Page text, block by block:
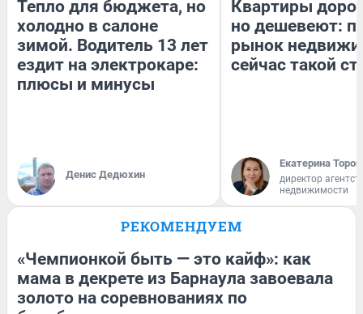
Тепло для бюджета, но
холодно в салоне
зимой. Водитель 13 лет
ездит на электрокаре:
плюсы и минусы
Денис Дедюхин
Квартиры
но дешевеют:
рынок
сейчас такой
Екатерина
директор
недвижимости
РЕКОМЕНДУЕМ
«Чемпионкой быть — это кайф»: как
мама в декрете из Барнаула завоевала
золото на соревнованиях по